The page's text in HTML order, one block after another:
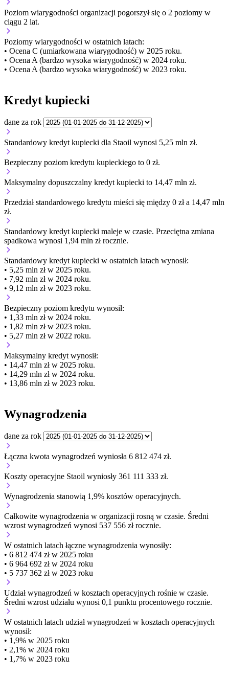
Poziom wiarygodności organizacji pogorszył się o 2 poziomy w
ciągu 2 lat.
Poziomy wiarygodności w ostatnich latach:
• Ocena C (umiarkowana wiarygodność) w 2025 roku.
• Ocena A (bardzo wysoka wiarygodność) w 2024 roku.
• Ocena A (bardzo wysoka wiarygodność) w 2023 roku.
Kredyt kupiecki
dane za rok
Standardowy kredyt kupiecki dla Staoil wynosi 5,25 mln zł.
Bezpieczny poziom kredytu kupieckiego to 0 zł.
Maksymalny dopuszczalny kredyt kupiecki to 14,47 mln zł.
Przedział standardowego kredytu mieści się między 0 zł a 14,47 mln
zł.
Standardowy kredyt kupiecki maleje w czasie. Przeciętna zmiana
spadkowa wynosi 1,94 mln zł rocznie.
Standardowy kredyt kupiecki w ostatnich latach wynosił:
• 5,25 mln zł w 2025 roku.
• 7,92 mln zł w 2024 roku.
• 9,12 mln zł w 2023 roku.
Bezpieczny poziom kredytu wynosił:
• 1,33 mln zł w 2024 roku.
• 1,82 mln zł w 2023 roku.
• 5,27 mln zł w 2022 roku.
Maksymalny kredyt wynosił:
• 14,47 mln zł w 2025 roku.
• 14,29 mln zł w 2024 roku.
• 13,86 mln zł w 2023 roku.
Wynagrodzenia
dane za rok
Łączna kwota wynagrodzeń wyniosła 6 812 474 zł.
Koszty operacyjne Staoil wyniosły 361 111 333 zł.
Wynagrodzenia stanowią 1,9% kosztów operacyjnych.
Całkowite wynagrodzenia w organizacji rosną w czasie. Średni
wzrost wynagrodzeń wynosi 537 556 zł rocznie.
W ostatnich latach łączne wynagrodzenia wynosiły:
• 6 812 474 zł w 2025 roku
• 6 964 692 zł w 2024 roku
• 5 737 362 zł w 2023 roku
Udział wynagrodzeń w kosztach operacyjnych rośnie w czasie.
Średni wzrost udziału wynosi 0,1 punktu procentowego rocznie.
W ostatnich latach udział wynagrodzeń w kosztach operacyjnych
wynosił:
• 1,9% w 2025 roku
• 2,1% w 2024 roku
• 1,7% w 2023 roku